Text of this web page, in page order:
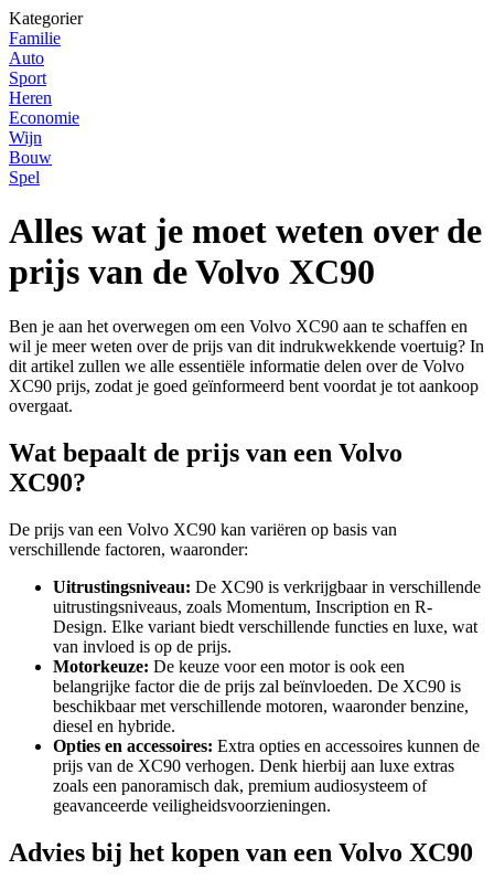
Kategorier
Familie
Auto
Sport
Heren
Economie
Wijn
Bouw
Spel
Alles wat je moet weten over de
prijs van de Volvo XC90
Ben je aan het overwegen om een Volvo XC90 aan te schaffen en
wil je meer weten over de prijs van dit indrukwekkende voertuig? In
dit artikel zullen we alle essentiële informatie delen over de Volvo
XC90 prijs, zodat je goed geïnformeerd bent voordat je tot aankoop
overgaat.
Wat bepaalt de prijs van een Volvo
XC90?
De prijs van een Volvo XC90 kan variëren op basis van
verschillende factoren, waaronder:
Uitrustingsniveau: De XC90 is verkrijgbaar in verschillende
uitrustingsniveaus, zoals Momentum, Inscription en R-
Design. Elke variant biedt verschillende functies en luxe, wat
van invloed is op de prijs.
Motorkeuze: De keuze voor een motor is ook een
belangrijke factor die de prijs zal beïnvloeden. De XC90 is
beschikbaar met verschillende motoren, waaronder benzine,
diesel en hybride.
Opties en accessoires: Extra opties en accessoires kunnen de
prijs van de XC90 verhogen. Denk hierbij aan luxe extras
zoals een panoramisch dak, premium audiosysteem of
geavanceerde veiligheidsvoorzieningen.
Advies bij het kopen van een Volvo XC90